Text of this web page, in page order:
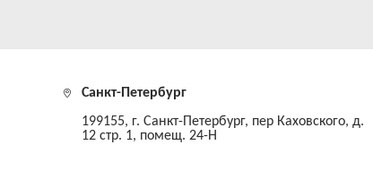
Санкт-Петербург
199155, г. Санкт-Петербург, пер Каховского, д.
12 стр. 1, помещ. 24-Н